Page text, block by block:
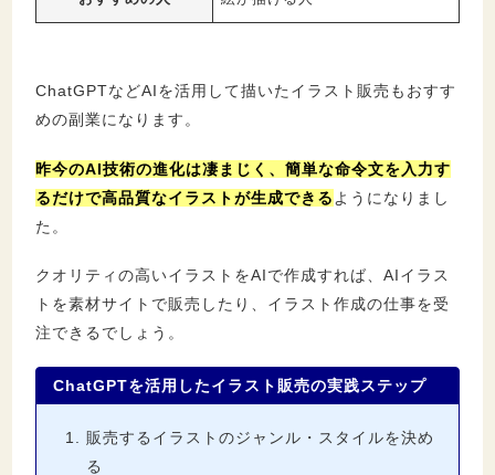
ChatGPTなどAIを活用して描いたイラスト販売もおすす
めの副業になります。
昨今のAI技術の進化は凄まじく、簡単な命令文を入力す
るだけで高品質なイラストが生成できる ようになりまし
た。
クオリティの高いイラストをAIで作成すれば、AIイラス
トを素材サイトで販売したり、イラスト作成の仕事を受
注できるでしょう。
ChatGPTを活用したイラスト販売の実践ステップ
販売するイラストのジャンル・スタイルを決め
る